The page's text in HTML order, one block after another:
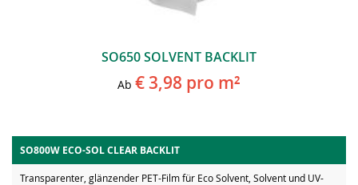
SO650 SOLVENT BACKLIT
Ab € 3,98 pro m²
SO800W ECO-SOL CLEAR BACKLIT
Transparenter, glänzender PET-Film für Eco Solvent, Solvent und UV-